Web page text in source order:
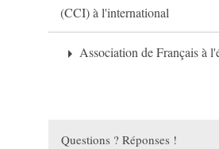
(CCI) à l'international
arrow_rightAssociation de Français à
Questions ? Réponses !